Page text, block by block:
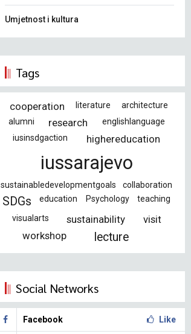
Umjetnost i kultura
Tags
cooperation literature
architecture
alumni
research
englishlanguage
iusinsdgaction
highereducation
iussarajevo
sustainabledevelopmentgoals collaboration
SDGs education Psychology
teaching
visualarts
sustainability
visit
workshop
lecture
Social Networks
Facebook Like